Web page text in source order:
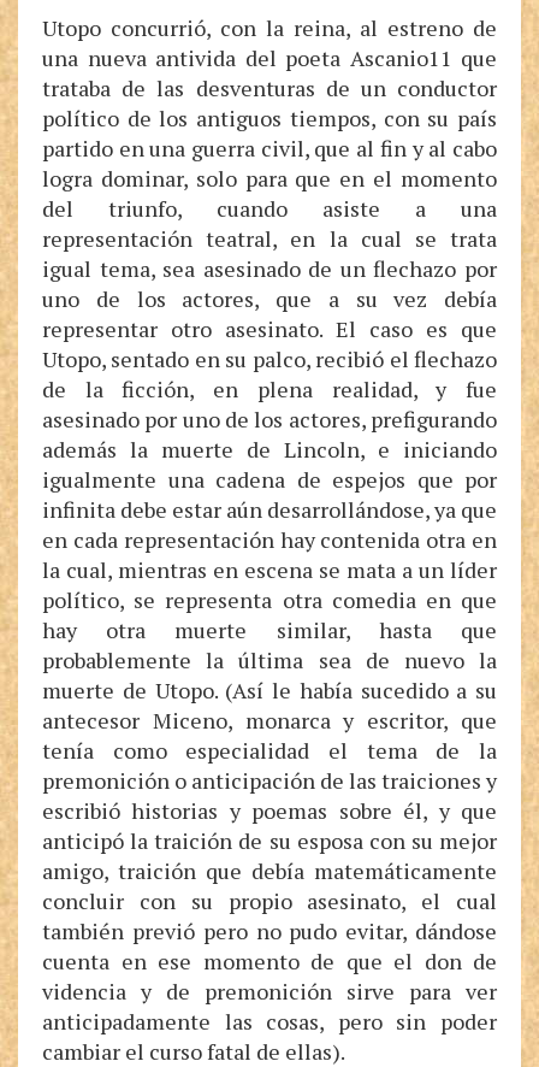
Utopo concurrió, con la reina, al estreno de
una nueva antivida del poeta Ascanio11 que
trataba de las desventuras de un conductor
político de los antiguos tiempos, con su país
partido en una guerra civil, que al fin y al cabo
logra dominar, solo para que en el momento
del triunfo, cuando asiste a una
representación teatral, en la cual se trata
igual tema, sea asesinado de un flechazo por
uno de los actores, que a su vez debía
representar otro asesinato. El caso es que
Utopo, sentado en su palco, recibió el flechazo
de la ficción, en plena realidad, y fue
asesinado por uno de los actores, prefigurando
además la muerte de Lincoln, e iniciando
igualmente una cadena de espejos que por
infinita debe estar aún desarrollándose, ya que
en cada representación hay contenida otra en
la cual, mientras en escena se mata a un líder
político, se representa otra comedia en que
hay otra muerte similar, hasta que
probablemente la última sea de nuevo la
muerte de Utopo. (Así le había sucedido a su
antecesor Miceno, monarca y escritor, que
tenía como especialidad el tema de la
premonición o anticipación de las traiciones y
escribió historias y poemas sobre él, y que
anticipó la traición de su esposa con su mejor
amigo, traición que debía matemáticamente
concluir con su propio asesinato, el cual
también previó pero no pudo evitar, dándose
cuenta en ese momento de que el don de
videncia y de premonición sirve para ver
anticipadamente las cosas, pero sin poder
cambiar el curso fatal de ellas).